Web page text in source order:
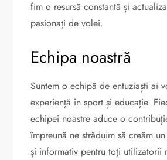
fim o resursă constantă și
pasionați de volei.
Echipa noastră
Suntem o echipă de entuziaști ai
experiență în sport și educație.
echipei noastre aduce o
împreună ne străduim să creăm
și informativ pentru toți utilizatorii